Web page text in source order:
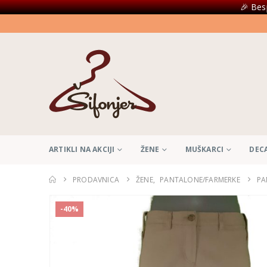
🎉
ARTIKLI NA AKCIJI ŽENE MUŠKARCI
PRODAVNICA ŽENE, PANTALONE/FARMERKE
-40%